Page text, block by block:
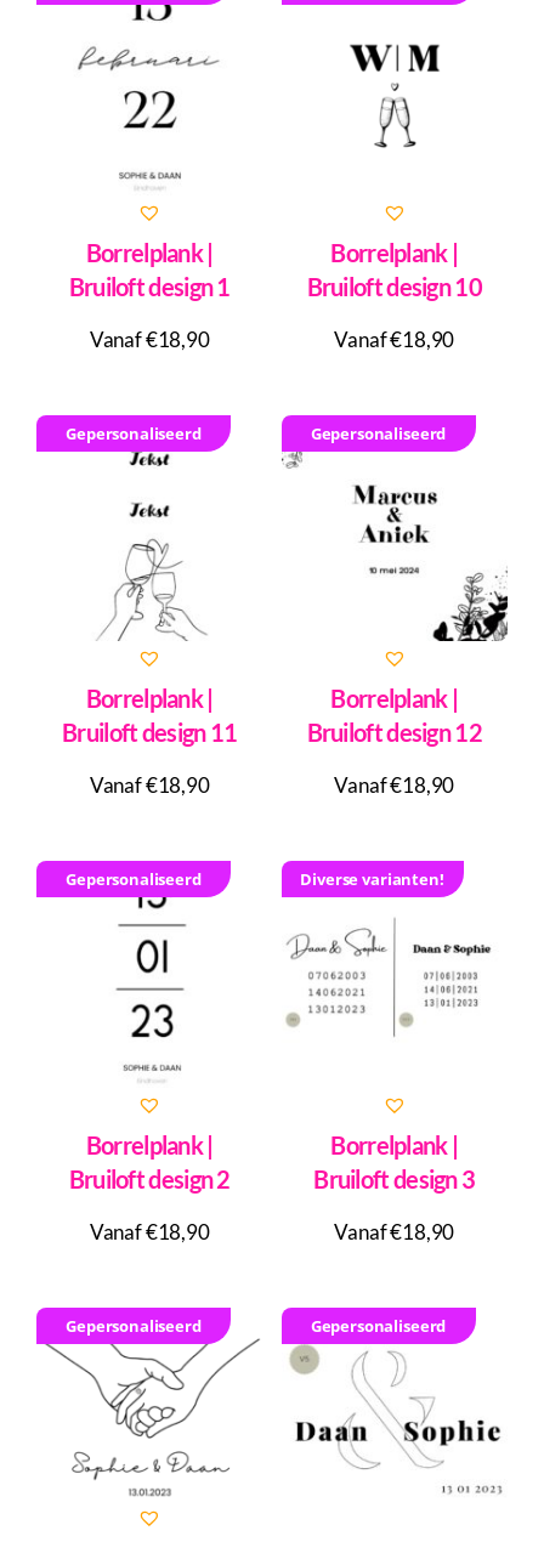
Contact
Tegeltjes
Woondecoratie
Overige
Borrelplank |
Bruiloft design 1
Vanaf €18,90
Borrelplank |
Bruiloft design 10
Vanaf €18,90
Gepersonaliseerd
Borrelplank |
Bruiloft design 11
Vanaf €18,90
Gepersonaliseerd
Borrelplank |
Bruiloft design 12
Vanaf €18,90
Gepersonaliseerd
Borrelplank |
Bruiloft design 2
Vanaf €18,90
Diverse varianten!
Borrelplank |
Bruiloft design 3
Vanaf €18,90
Gepersonaliseerd Gepersonaliseerd